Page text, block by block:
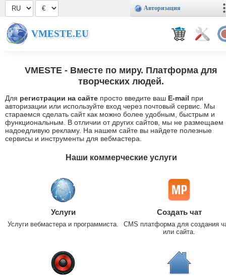
Авторизация
VMESTE.EU
VMESTE - Вместе по миру. Платформа для
творческих людей.
Для регистрации на сайте просто введите ваш E-mail при
авторизации или используйте вход через почтовый сервис. Мы
стараемся сделать сайт как можно более удобным, быстрым и
функциональным. В отличии от других сайтов, мы не размещаем
надоедливую рекламу. На нашем сайте вы найдете полезные
сервисы и инструменты для вебмастера.
Наши коммерческие услуги
Услуги
Услуги вебмастера и программиста.
Создать чат
CMS платформа для создания
или сайта.